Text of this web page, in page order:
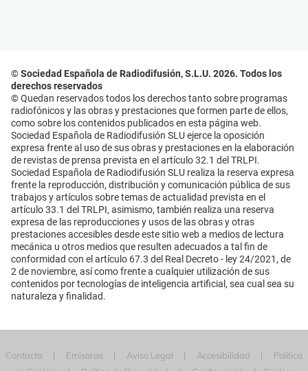
© Sociedad Española de Radiodifusión, S.L.U. 2026. Todos los
derechos reservados
© Quedan reservados todos los derechos tanto sobre programas
radiofónicos y las obras y prestaciones que formen parte de ellos,
como sobre los contenidos publicados en esta página web.
Sociedad Española de Radiodifusión SLU ejerce la oposición
expresa frente al uso de sus obras y prestaciones en la elaboración
de revistas de prensa prevista en el artículo 32.1 del TRLPI.
Sociedad Española de Radiodifusión SLU realiza la reserva expresa
frente la reproducción, distribución y comunicación pública de sus
trabajos y artículos sobre temas de actualidad prevista en el
artículo 33.1 del TRLPI, asimismo, también realiza una reserva
expresa de las reproducciones y usos de las obras y otras
prestaciones accesibles desde este sitio web a medios de lectura
mecánica u otros medios que resulten adecuados a tal fin de
conformidad con el artículo 67.3 del Real Decreto - ley 24/2021, de
2 de noviembre, así como frente a cualquier utilización de sus
contenidos por tecnologías de inteligencia artificial, sea cual sea su
naturaleza y finalidad.
Contacta Emisoras Aviso Legal Accesibilidad
Política